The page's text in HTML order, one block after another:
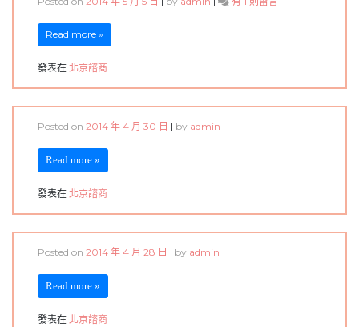
是
Read more »
發表在 北京諮商
Posted on 2014 年 4 月 30 日 | by admin
Read more »
發表在 北京諮商
Posted on 2014 年 4 月 28 日 | by admin
Read more »
發表在 北京諮商